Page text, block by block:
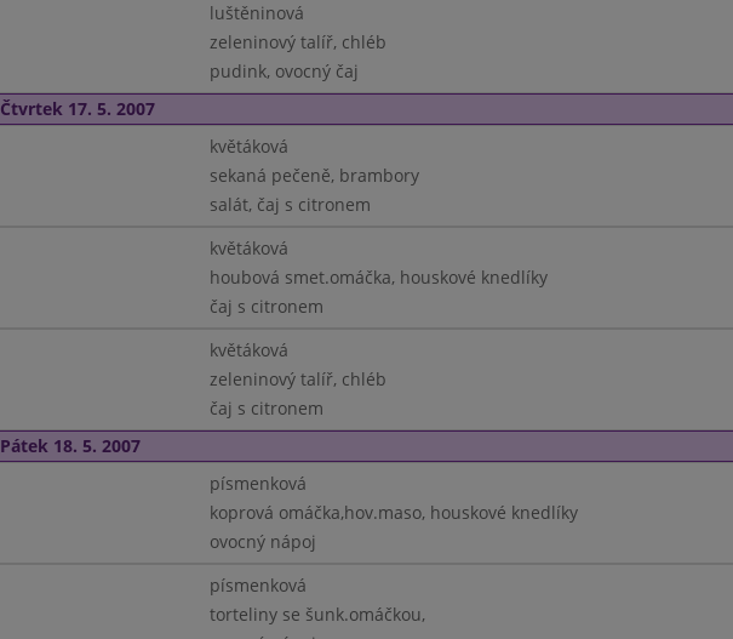
luštěninová
zeleninový talíř, chléb
pudink, ovocný čaj
Čtvrtek 17. 5. 2007
květáková
sekaná pečeně, brambory
salát, čaj s citronem
květáková
houbová smet.omáčka, houskové knedlíky
čaj s citronem
květáková
zeleninový talíř, chléb
čaj s citronem
Pátek 18. 5. 2007
písmenková
koprová omáčka,hov.maso, houskové knedlíky
ovocný nápoj
písmenková
torteliny se šunk.omáčkou,